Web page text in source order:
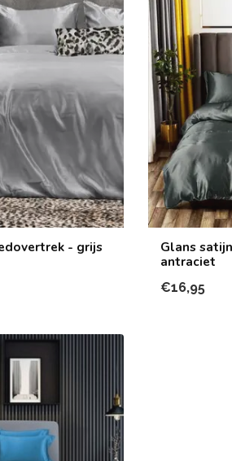
- grijs
Glans
antraciet
€16,95